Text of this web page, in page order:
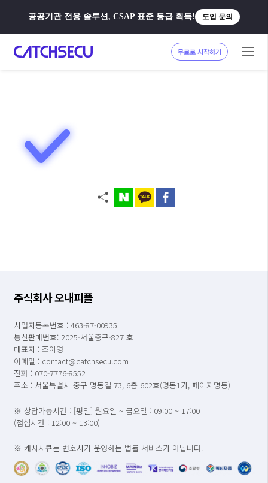
공공기관 전용 솔루션, CSAP 표준 등급 획득! 도입 문의
무료로 시작하기
주식회사 오내피플
사업자등록번호 : 463-87-00935
통신판매번호: 2025-서울중구-827 호
대표자 : 조아영
이메일 : contact@catchsecu.com
전화 : 070-7776-8552
주소 : 서울특별시 중구 명동길 73, 6층 602호(명동1가, 페이지명동)
※ 상담가능시간 : [평일] 월요일 ~ 금요일 : 09:00 ~ 17:00
(점심시간 : 12:00 ~ 13:00)
※ 캐치시큐는 변호사가 운영하는 법률 서비스가 아닙니다.